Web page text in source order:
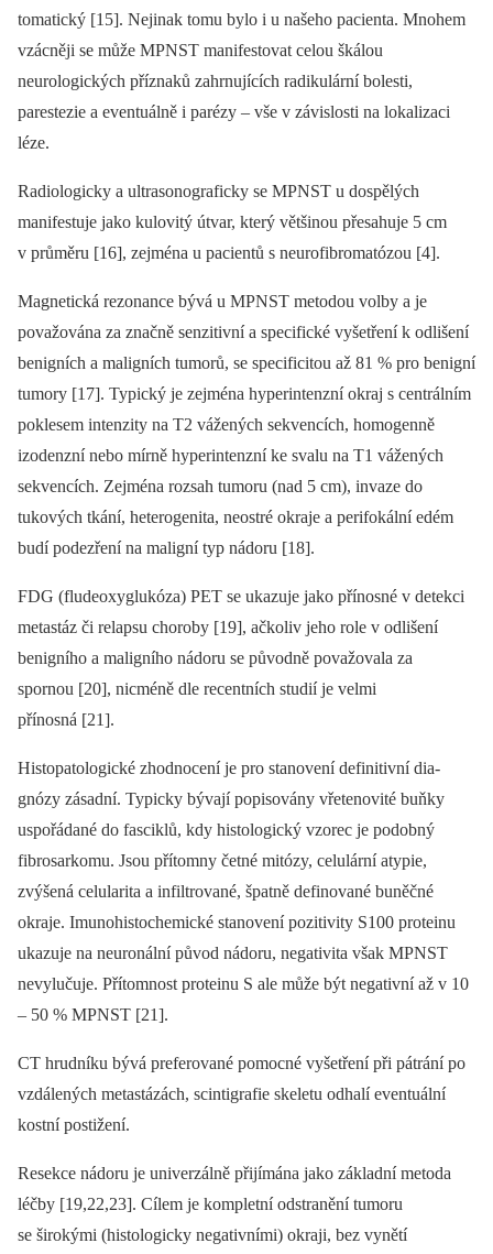
tomatický [15]. Nejinak tomu bylo i u našeho pacienta. Mnohem
vzácněji se může MPNST manifestovat celou škálou
neurologických příznaků zahrnujících radikulární bolesti,
parestezie a eventuálně i parézy –⁠ vše v závislosti na lokalizaci
léze.
Radiologicky a ultrasonograficky se MPNST u dospělých
manifestuje jako kulovitý útvar, který většinou přesahuje 5 cm
v průměru [16], zejména u pacientů s neurofibromatózou [4].
Magnetická rezonance bývá u MPNST metodou volby a je
považována za značně senzitivní a specifické vyšetření k odlišení
benigních a maligních tumorů, se specificitou až 81 % pro benigní
tumory [17]. Typický je zejména hyperintenzní okraj s centrálním
poklesem intenzity na T2 vážených sekvencích, homogenně
izodenzní nebo mírně hyperintenzní ke svalu na T1 vážených
sekvencích. Zejména rozsah tumoru (nad 5 cm), invaze do
tukových tkání, heterogenita, neostré okraje a perifokální edém
budí podezření na maligní typ nádoru [18].
FDG (fludeoxyglukóza) PET se ukazuje jako přínosné v detekci
metastáz či relapsu choroby [19], ačkoliv jeho role v odlišení
benigního a maligního nádoru se původně považovala za
spornou [20], nicméně dle recentních studií je velmi
přínosná [21].
Histopatologické zhodnocení je pro stanovení definitivní dia­
gnózy zásadní. Typicky bývají popisovány vřetenovité buňky
uspořádané do fasciklů, kdy histologický vzorec je podobný
fibrosarkomu. Jsou přítomny četné mitózy, celulární atypie,
zvýšená celularita a infiltrované, špatně definované buněčné
okraje. Imunohistochemické stanovení pozitivity S100 proteinu
ukazuje na neuronální původ nádoru, negativita však MPNST
nevylučuje. Přítomnost proteinu S ale může být negativní až v 10
–⁠ 50 % MPNST [21].
CT hrudníku bývá preferované pomocné vyšetření při pátrání po
vzdálených metastázách, scintigrafie skeletu odhalí eventuální
kostní postižení.
Resekce nádoru je univerzálně přijímána jako základní metoda
léčby [19,22,23]. Cílem je kompletní odstranění tumoru
se širokými (histologicky negativními) okraji, bez vynětí